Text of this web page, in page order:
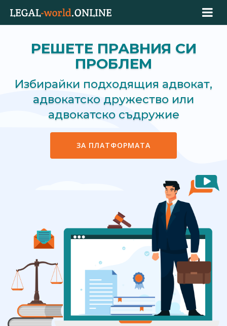
РЕШЕТЕ ПРАВНИЯ СИ
ПРОБЛЕМ
Избирайки подходящия адвокат,
адвокатско дружество или
адвокатско съдружие
ЗА ПЛАТФОРМАТА